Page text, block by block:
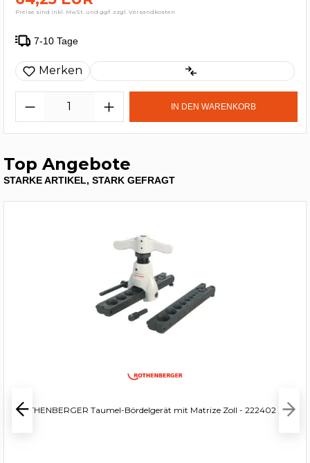
Preise sind inkl. MwSt. und ggf. zzgl. Versandkosten
7-10 Tage
Merken
IN DEN WARENKORB
Top Angebote
STARKE ARTIKEL, STARK GEFRAGT
ROTHENBERGER Taumel-Bördelgerät mit Matrize Zoll - 222402